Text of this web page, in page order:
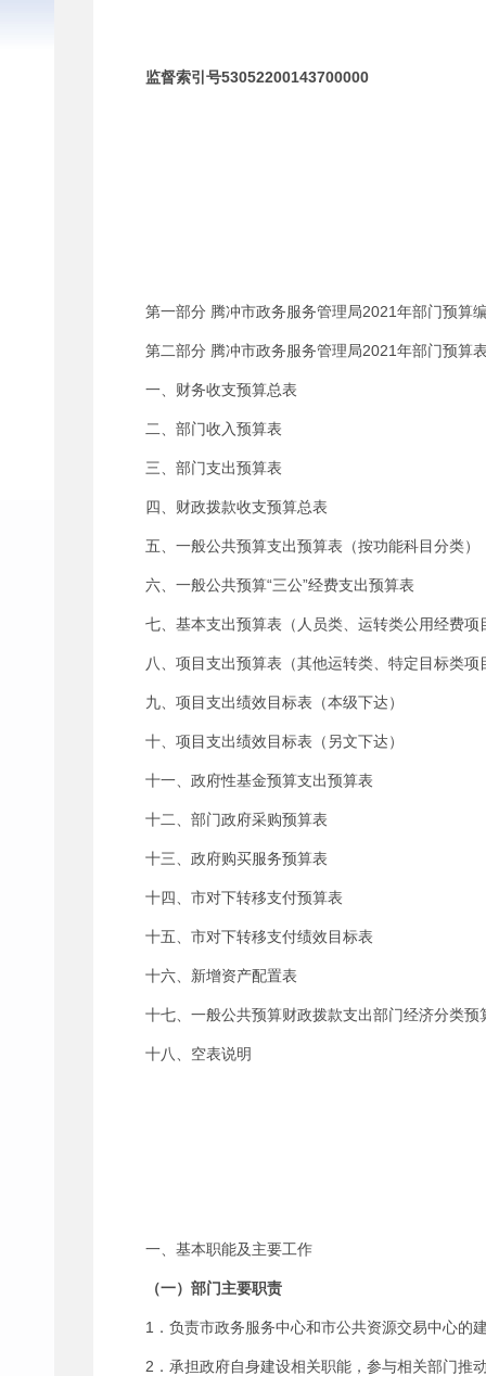
监督索引号53052200143700000
第一部分 腾冲市政务服务管理局2021年部门预算
第二部分 腾冲市政务服务管理局2021年部门预算
一、财务收支预算总表
二、部门收入预算表
三、部门支出预算表
四、财政拨款收支预算总表
五、一般公共预算支出预算表（按功能科目分类）
六、一般公共预算“三公”经费支出预算表
七、基本支出预算表（人员类、运转类公用经费项
八、项目支出预算表（其他运转类、特定目标类项
九、项目支出绩效目标表（本级下达）
十、项目支出绩效目标表（另文下达）
十一、政府性基金预算支出预算表
十二、部门政府采购预算表
十三、政府购买服务预算表
十四、市对下转移支付预算表
十五、市对下转移支付绩效目标表
十六、新增资产配置表
十七、一般公共预算财政拨款支出部门经济分类预
十八、空表说明
一、基本职能及主要工作
（一）部门主要职责
1．负责市政务服务中心和市公共资源交易中心的
2．承担政府自身建设相关职能，参与相关部门推